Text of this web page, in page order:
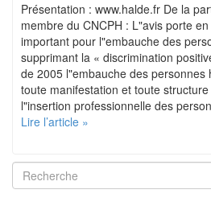
Présentation : www.halde.fr De la
membre du CNCPH : L"avis porte
important pour l"embauche des
supprimant la « discrimination
de 2005 l"embauche des personnes
toute manifestation et toute
l"insertion professionnelle des
Lire l’article »